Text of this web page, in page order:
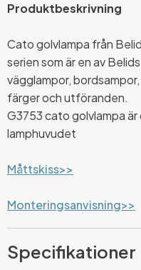
Produktbeskrivning
Cato golvlampa från
serien som är en av
vägglampor,
färger och utföranden.
G3753 cato golvlampa
lamphuvudet
Måttskiss>>
Monteringsanvisning>>
Specifikationer